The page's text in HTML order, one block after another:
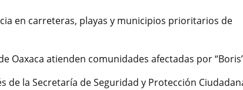
en carreteras, playas y municipios prioritarios de
Oaxaca atienden comunidades afectadas por
de la Secretaría de Seguridad y Protección